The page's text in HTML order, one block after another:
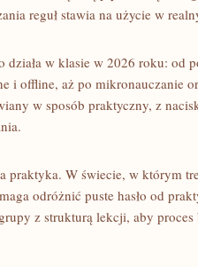
reguł stawia na użycie w
działa w klasie w 2026 roku: od
i offline, aż po mikronauczanie
w sposób praktyczny, z
praktyka. W świecie, w którym
odróżnić puste hasło od
z strukturą lekcji, aby